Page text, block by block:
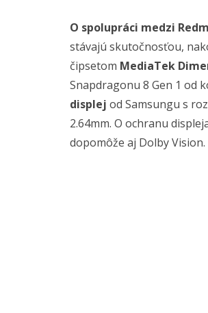
O spolupráci medzi
stávajú skutočnosťou,
čipsetom MediaTek
Snapdragonu 8 Gen 1 od
displej od Samsungu s
2.64mm. O ochranu
dopomôže aj Dolby Vision.